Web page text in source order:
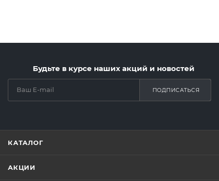
Будьте в курсе наших акций и новостей
ПОДПИСАТЬСЯ
КАТАЛОГ
АКЦИИ